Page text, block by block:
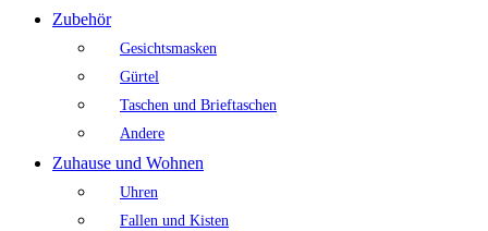
Zubehör
Gesichtsmasken
Gürtel
Taschen und Brieftaschen
Andere
Zuhause und Wohnen
Uhren
Fallen und Kisten